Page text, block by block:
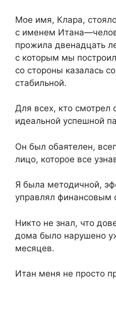
Мое имя, Клара,
с именем
прожила двенадцать
с которым мы
со стороны казалась
стабильной.
Для всех, кто
идеальной успешной
Он был обаятелен,
лицо, которое все
Я была методичной,
управлял финансовым
Никто не знал, что
дома было нарушено
месяцев.
Итан меня не просто